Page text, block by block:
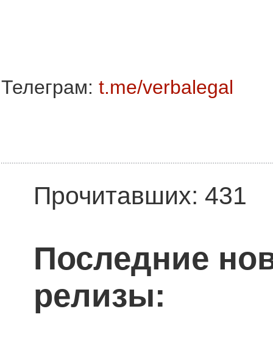
Телеграм: t.me/verbalegal
Прочитавших: 431
Последние
релизы: